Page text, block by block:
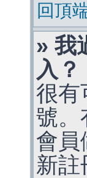
回頂
» 我
入？
很有
號。
會員
新註